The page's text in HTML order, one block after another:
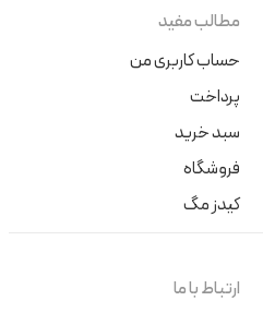
مطالب مفید
حساب کاربری من
پرداخت
سبد خرید
فروشگاه
کیدز مگ
ارتباط با ما